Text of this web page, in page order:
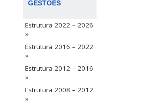
GESTÕES
Estrutura 2022 – 2026
»
Estrutura 2016 – 2022
»
Estrutura 2012 – 2016
»
Estrutura 2008 – 2012
»